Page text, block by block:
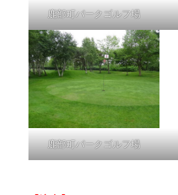
鹿部町パークゴルフ場
鹿部町パークゴルフ場